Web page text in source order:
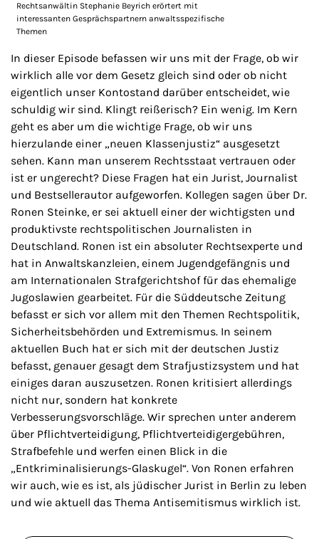
Rechtsanwältin Stephanie Beyrich erörtert mit
interessanten Gesprächspartnern anwaltsspezifische
Themen
In dieser Episode befassen wir uns mit der Frage, ob wir
wirklich alle vor dem Gesetz gleich sind oder ob nicht
eigentlich unser Kontostand darüber entscheidet, wie
schuldig wir sind. Klingt reißerisch? Ein wenig. Im Kern
geht es aber um die wichtige Frage, ob wir uns
hierzulande einer „neuen Klassenjustiz“ ausgesetzt
sehen. Kann man unserem Rechtsstaat vertrauen oder
ist er ungerecht? Diese Fragen hat ein Jurist, Journalist
und Bestsellerautor aufgeworfen. Kollegen sagen über Dr.
Ronen Steinke, er sei aktuell einer der wichtigsten und
produktivste rechtspolitischen Journalisten in
Deutschland. Ronen ist ein absoluter Rechtsexperte und
hat in Anwaltskanzleien, einem Jugendgefängnis und
am Internationalen Strafgerichtshof für das ehemalige
Jugoslawien gearbeitet. Für die Süddeutsche Zeitung
befasst er sich vor allem mit den Themen Rechtspolitik,
Sicherheitsbehörden und Extremismus. In seinem
aktuellen Buch hat er sich mit der deutschen Justiz
befasst, genauer gesagt dem Strafjustizsystem und hat
einiges daran auszusetzen. Ronen kritisiert allerdings
nicht nur, sondern hat konkrete
Verbesserungsvorschläge. Wir sprechen unter anderem
über Pflichtverteidigung, Pflichtverteidigergebühren,
Strafbefehle und werfen einen Blick in die
„Entkriminalisierungs-Glaskugel“. Von Ronen erfahren
wir auch, wie es ist, als jüdischer Jurist in Berlin zu leben
und wie aktuell das Thema Antisemitismus wirklich ist.